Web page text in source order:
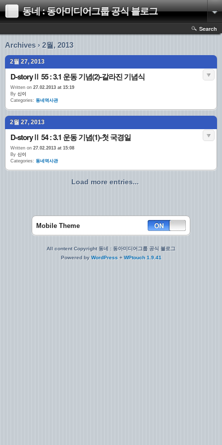
동네 : 동아미디어그룹 공식 블로그
Search
Archives › 2월, 2013
2월 27, 2013
D-storyⅡ 55 : 3.1 운동 기념(2)-갈라진 기념식
Written on 27.02.2013 at 15:19
By 신이
Categories: 동네역사관
2월 27, 2013
D-storyⅡ 54 : 3.1 운동 기념(1)-첫 국경일
Written on 27.02.2013 at 15:08
By 신이
Categories: 동네역사관
Load more entries...
Mobile Theme
All content Copyright 동네 : 동아미디어그룹 공식 블로그
Powered by WordPress + WPtouch 1.9.41